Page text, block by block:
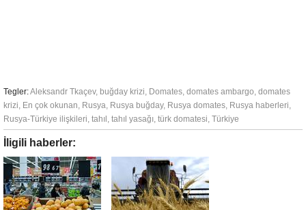
Tegler:Aleksandr Tkaçev, buğday krizi, Domates, domates ambargo, domates
krizi, En çok okunan, Rusya, Rusya buğday, Rusya domates, Rusya haberleri,
Rusya-Türkiye ilişkileri, tahıl , tahıl yasağı, türk domatesi, Türkiye
İligili haberler: